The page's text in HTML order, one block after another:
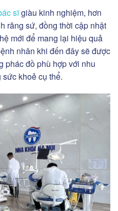
sĩgiàu kinh nghiệm, hơn
răng sứ, đồng thời cập nhật
mới để mang lại hiệu quả
nhân khi đến đây sẽ được
phác đồ phù hợp với nhu
khoẻ cụ thể.